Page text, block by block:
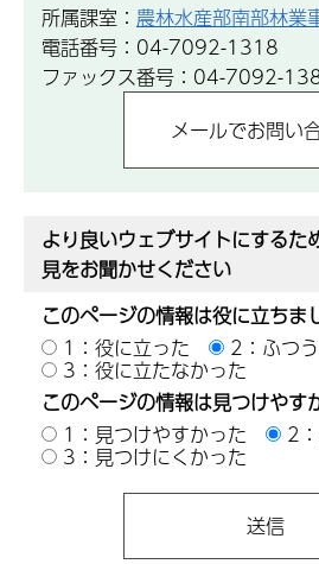
所属課室： 農林水産部南部林業
電話番号：04-7092-1318
ファックス番号：04-7092-
より良いウェブサイトにするた
見をお聞かせください
このページの情報は役に立ちま
1：役に立った
2：ふつう
3：役に立たなかった
このページの情報は見つけやす
1：見つけやすかった
2
3：見つけにくかった